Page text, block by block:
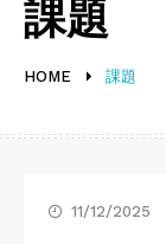
HOME 課題
課題
11/12/2025